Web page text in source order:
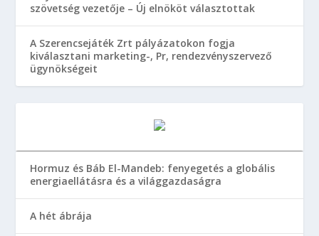
szövetség vezetője – Új elnököt választottak
A Szerencsejáték Zrt pályázatokon fogja
kiválasztani marketing-, Pr, rendezvényszervező
ügynökségeit
Hormuz és Báb El-Mandeb: fenyegetés a globális
energiaellátásra és a világgazdaságra
A hét ábrája